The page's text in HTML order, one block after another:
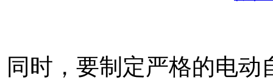
同时，要制定严格的电